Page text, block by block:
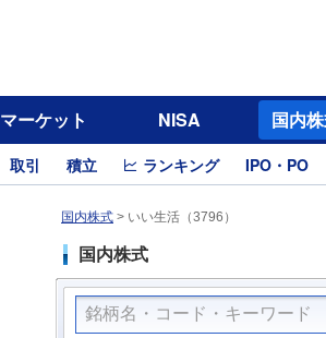
マーケット NISA 国内
取引 積立 ランキング IPO・PO
国内株式 > いい生活（3796）
国内株式